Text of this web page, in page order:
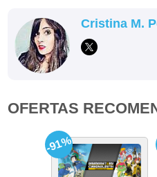
Cristina M.
OFERTAS
-91%